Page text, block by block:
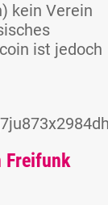
kein Verein
ist jedoch
Freifunk